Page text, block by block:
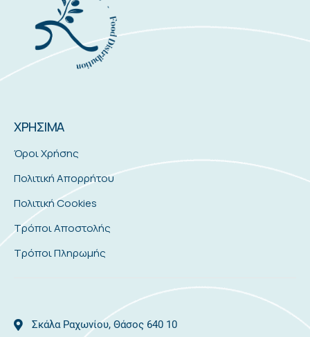
ΧΡΗΣΙΜΑ
Όροι Χρήσης
Πολιτική Απορρήτου
Πολιτική Cookies
Τρόποι Αποστολής
Τρόποι Πληρωμής
Σκάλα Ραχωνίου, Θάσος 640 10